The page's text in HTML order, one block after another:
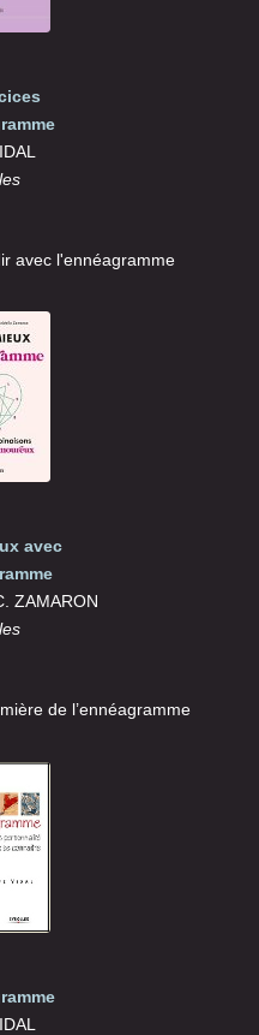
avec l'ennéagramme
avec
ZAMARON
de l’ennéagramme